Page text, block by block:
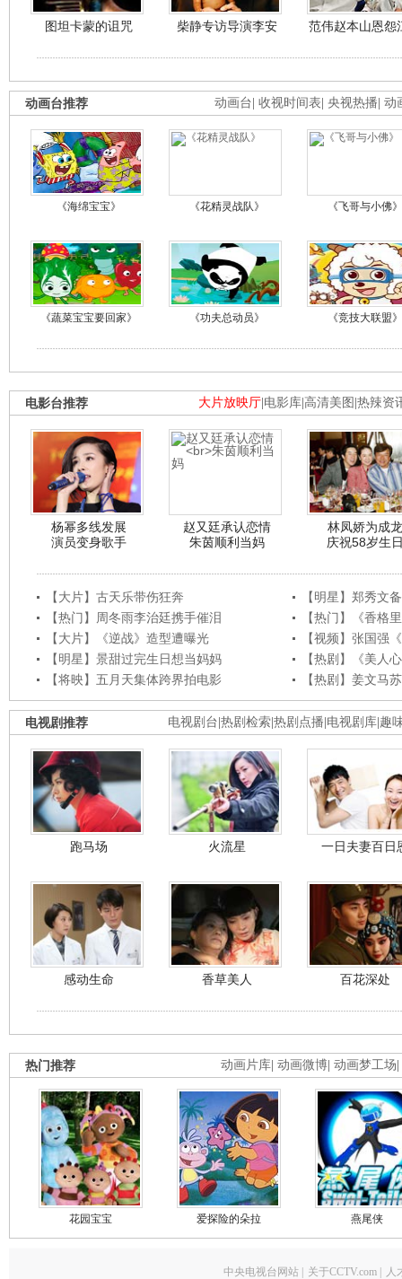
图坦卡蒙的诅咒 柴静专访导演李安 范伟赵本山恩怨
动画台 收视时间表 央视热播 动
动画台推荐
《海绵宝宝》 《花精灵战队》 《飞哥与小佛》
《蔬菜宝宝要回家》 《功夫总动员》 《竞技大联盟》
大片放映厅 电影库 高清美图 热辣资
电影台推荐
杨幂多线发展
演员变身歌手
赵又廷承认恋情
朱茵顺利当妈
林凤娇为成龙
庆祝58岁生
【大片】古天乐带伤狂奔
【明星】郑秀文
【热门】周冬雨李治廷携手催泪
【热门】《香格
【大片】《逆战》造型遭曝光
【视频】张国强
【明星】景甜过完生日想当妈妈
【热剧】《美人
【将映】五月天集体跨界拍电影
【热剧】姜文马
电视剧台 热剧检索 热剧点播 电视剧库 趣
电视剧推荐
跑马场 火流星 一日夫妻百日
感动生命 香草美人 百花深处
动画片库 动画微博 动画梦工场
热门推荐
花园宝宝 爱探险的朵拉 燕尾侠
中央电视台网站 关于CCTV.com 人